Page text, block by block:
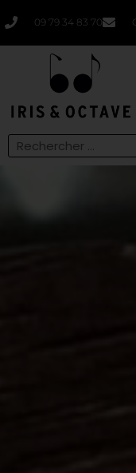
09 79 34 83 70